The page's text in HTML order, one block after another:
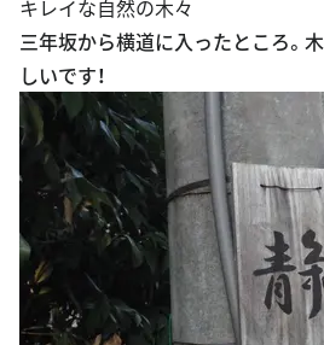
三年坂から横道に入ったところ。
しいです！